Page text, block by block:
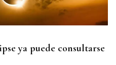
ya puede consultarse